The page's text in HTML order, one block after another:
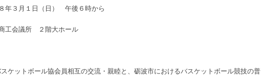
月１日（日） 午後６時から
会議所 ２階大ホール
ケットボール協会員相互の交流・親睦と、砺波市におけるバスケットボール競技の普